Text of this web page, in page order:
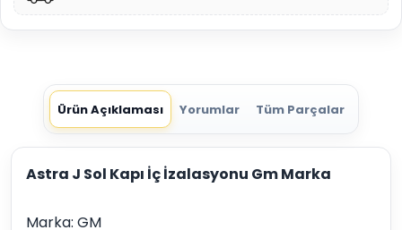
Ürün Açıklaması Yorumlar Tüm Parçalar
Astra J Sol Kapı İç İzalasyonu Gm Marka
Marka: GM